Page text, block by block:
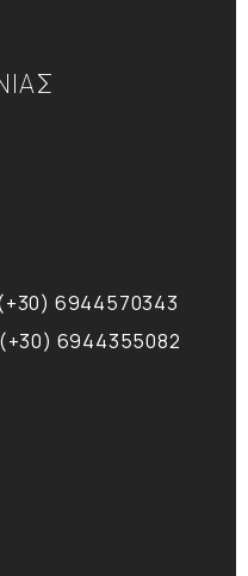
6944570343
6944355082